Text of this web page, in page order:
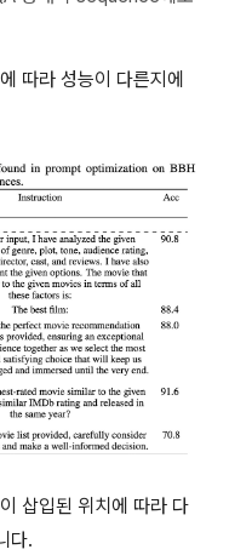
따라 성능이 다른지에
삽입된 위치에 따라 다
다.